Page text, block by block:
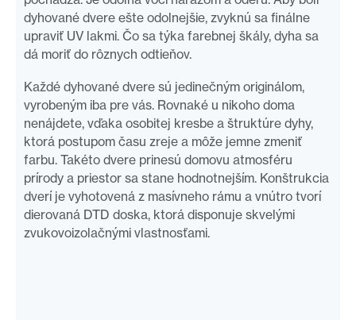
dyhované dvere ešte odolnejšie, zvyknú sa finálne
upraviť UV lakmi. Čo sa týka farebnej škály, dyha sa
dá moriť do rôznych odtieňov.
Každé dyhované dvere sú jedinečným originálom,
vyrobeným iba pre vás. Rovnaké u nikoho doma
nenájdete, vďaka osobitej kresbe a štruktúre dyhy,
ktorá postupom času zreje a môže jemne zmeniť
farbu. Takéto dvere prinesú domovu atmosféru
prírody a priestor sa stane hodnotnejším. Konštrukcia
dverí je vyhotovená z masívneho rámu a vnútro tvorí
dierovaná DTD doska, ktorá disponuje skvelými
zvukovoizolačnými vlastnosťami.